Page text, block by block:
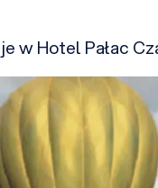
w Hotel Pałac